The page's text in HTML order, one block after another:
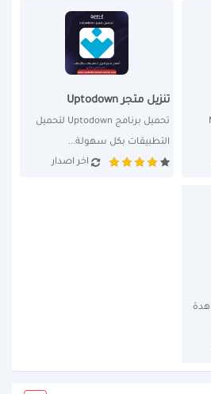
تنزيل متجر Uptodown
التطبيقات بكل سهولة...
اخر اصدار